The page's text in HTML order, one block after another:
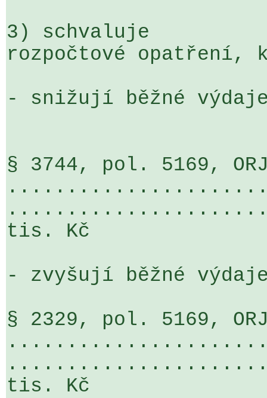
3) schvaluje
rozpočtové opatření,
- snižují běžné
§ 3744, pol. 5169,
......................
tis. Kč
- zvyšují běžné
§ 2329, pol. 5169,
......................
tis. Kč